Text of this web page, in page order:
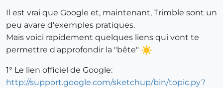
Il est vrai que Google et, maintenant, Trimble sont un
peu avare d'exemples pratiques.
Mais voici rapidement quelques liens qui vont te
permettre d'approfondir la "bête"
1° Le lien officiel de Google:
http://support.google.com/sketchup/bin/topic.py?